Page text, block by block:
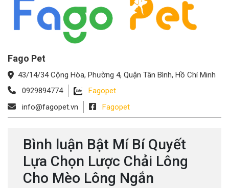
Fago Pet
43/14/34 Cộng Hòa, Phường 4, Quận Tân Bình, Hồ Chí Minh
0929894774
Fagopet
info@fagopet.vn
Fagopet
Bình luận Bật Mí Bí Quyết
Lựa Chọn Lược Chải Lông
Cho Mèo Lông Ngắn